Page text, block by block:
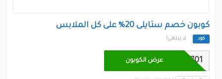
كوبون خصم ستايلى 20% على كل الملابس
كود لا ينتهي!
IT701 عرض الكوبون